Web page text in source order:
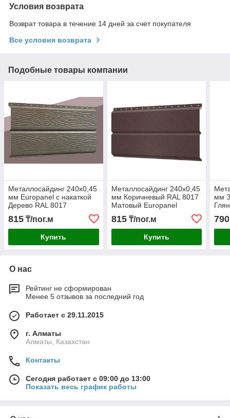
Условия возврата
Возврат товара в течение 14 дней за счет покупателя
Все условия возврата
Подобные товары компании
Металлосайдинг 240х0,45
мм Europanel с накаткой
Дерево RAL 8017
815 ₸/пог.м
Купить
Металлосайдинг 240х0,45
мм Коричневый RAL 8017
Матовый Europanel
815₸/пог.м
Купить
мм
790
О нас
Рейтинг не сформирован
Менее 5 отзывов за последний год
Работает с 29.11.2015
г. Алматы
Алматы, Казахстан
Контакты
Сегодня работает с 09:00 до 13:00
Показать весь график работы